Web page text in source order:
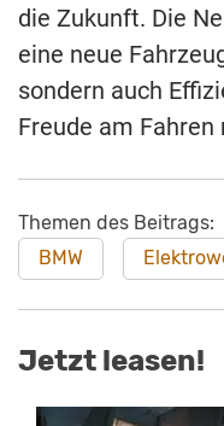
die Zukunft. Die
eine neue
sondern auch
Freude am Fahren
Themen des Beitrags:
BMW
Jetzt leasen!